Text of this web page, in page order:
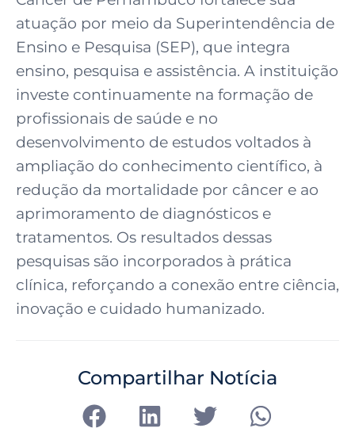
atuação por meio da Superintendência de
Ensino e Pesquisa (SEP), que integra
ensino, pesquisa e assistência. A instituição
investe continuamente na formação de
profissionais de saúde e no
desenvolvimento de estudos voltados à
ampliação do conhecimento científico, à
redução da mortalidade por câncer e ao
aprimoramento de diagnósticos e
tratamentos. Os resultados dessas
pesquisas são incorporados à prática
clínica, reforçando a conexão entre ciência,
inovação e cuidado humanizado.
Compartilhar Notícia